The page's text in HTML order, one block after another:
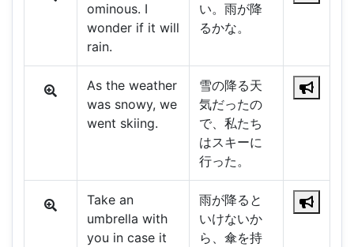
ominous. I
wonder if it will
rain.
い。雨が降
るかな。
As the weather
was snowy, we
went skiing.
雪の降る天
気だったの
で、私たち
はスキーに
行った。
Take an
umbrella with
you in case it
雨が降ると
いけないか
ら、傘を持